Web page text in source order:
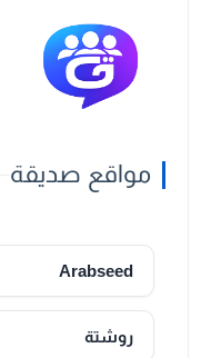
مواقع صديقة
Arabseed
روشتة